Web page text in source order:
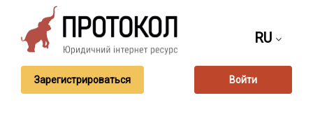
RU
Зарегистрироваться Войти